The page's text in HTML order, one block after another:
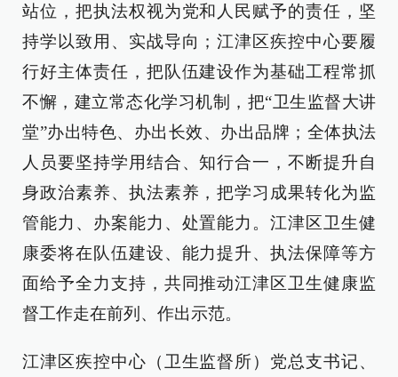
站位，把执法权视为党和人民赋予的责任，坚
持学以致用、实战导向；江津区疾控中心要履
行好主体责任，把队伍建设作为基础工程常抓
不懈，建立常态化学习机制，把“卫生监督大讲
堂”办出特色、办出长效、办出品牌；全体执法
人员要坚持学用结合、知行合一，不断提升自
身政治素养、执法素养，把学习成果转化为监
管能力、办案能力、处置能力。江津区卫生健
康委将在队伍建设、能力提升、执法保障等方
面给予全力支持，共同推动江津区卫生健康监
督工作走在前列、作出示范。
江津区疾控中心（卫生监督所）党总支书记、